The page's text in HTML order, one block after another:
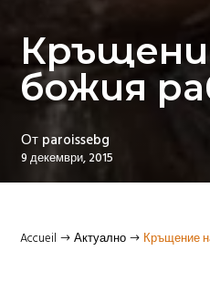
божия
От paroissebg
9 декември, 2015
Accueil $ Актуално $ Кръщение